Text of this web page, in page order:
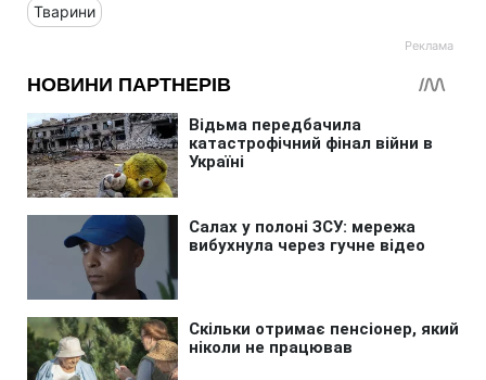
Тварини